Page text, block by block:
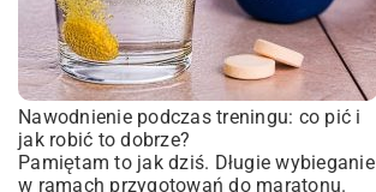
Nawodnienie podczas treningu: co pić i
jak robić to dobrze?
Pamiętam to jak dziś. Długie wybieganie
w ramach przygotowań do maratonu.